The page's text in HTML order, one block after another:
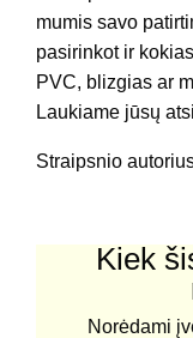
mumis savo
pasirinkot ir
PVC, blizgias ar
Laukiame jūsų
Straipsnio
Kiek
Norėdami